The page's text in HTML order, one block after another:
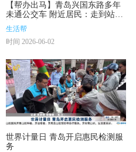
【帮办出马】青岛兴国东路多年
未通公交车 附近居民：走到站点
近20分钟
生活帮
时间 2026-06-02
世界计量日 青岛开启惠民检测服
务